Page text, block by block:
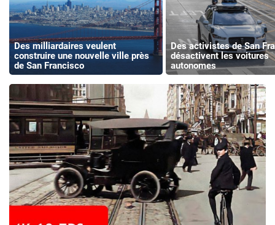
Des milliardaires veulent
construire une nouvelle ville près
de San Francisco
Des activistes de San
désactivent les voitures
autonomes